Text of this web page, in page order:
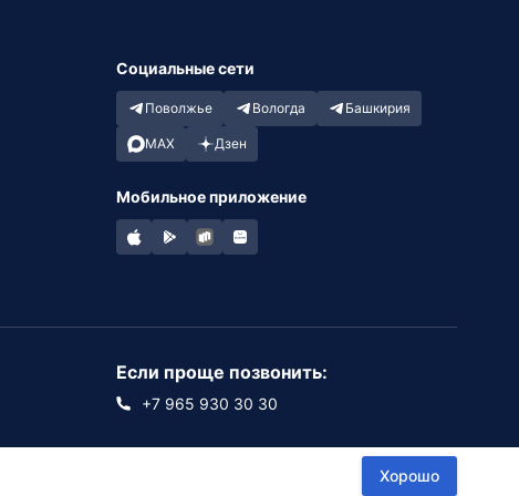
Хорошо
Социальные сети
Поволжье Вологда Башкирия
MAX Дзен
Мобильное приложение
Если проще позвонить:
+7 965 930 30 30